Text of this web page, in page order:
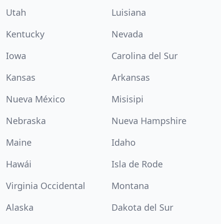
Utah
Luisiana
Kentucky
Nevada
Iowa
Carolina del Sur
Kansas
Arkansas
Nueva México
Misisipi
Nebraska
Nueva Hampshire
Maine
Idaho
Hawái
Isla de Rode
Virginia Occidental
Montana
Alaska
Dakota del Sur